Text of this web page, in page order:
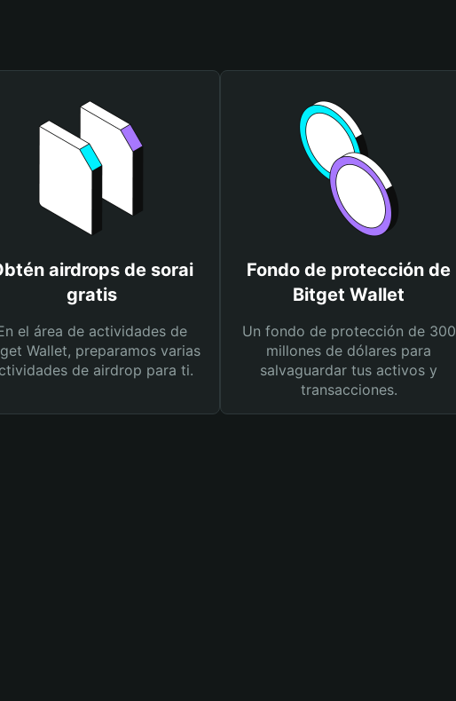
airdrops de sorai
gratis
el área de actividades de
Wallet, preparamos varias
de airdrop para ti.
Fondo de protección de
Bitget Wallet
Un fondo de protección de 300
millones de dólares para
salvaguardar tus activos y
transacciones.